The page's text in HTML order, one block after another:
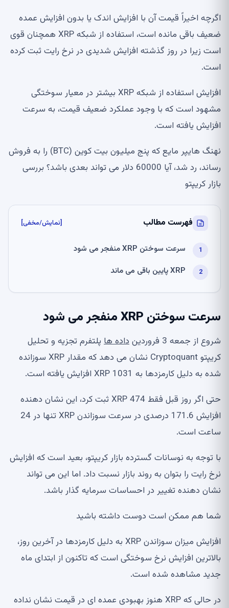
اگرچه اخیراً قیمت آن با افزایش اندک یا بدون افزایش عمده
ضعیف باقی مانده است، استفاده از شبکه XRP همچنان قوی
است زیرا در روز گذشته افزایش شدیدی در نرخ رایت ثبت کرده
است.
افزایش استفاده از شبکه XRP بیشتر در معیار سوختگی
مشهود است که با وجود عملکرد ضعیف قیمت، به سرعت
افزایش یافته است.
نهنگ هایپر مایع که پنج میلیون بیت کوین (BTC) را به فروش
رساند، رد شد، آیا 60000 دلار می تواند بعدی باشد؟ بررسی
بازار کریپتو
فهرست مطالب [نمایش/مخفی]
سرعت سوختن XRP منفجر می شود
XRP پایین باقی می ماند
سرعت سوختن XRP منفجر می شود
شروع از جمعه 3 فروردین داده ها پلتفرم تجزیه و تحلیل
کریپتو Cryptoquant نشان می دهد که مقدار XRP سوزانده
شده به دلیل کارمزدها به 1031 XRP افزایش یافته است.
حتی اگر روز قبل فقط 474 XRP ثبت کرد، این نشان دهنده
افزایش 171.6 درصدی در سرعت سوزاندن XRP تنها در 24
ساعت است.
با توجه به نوسانات گسترده بازار کریپتو، بعید است که افزایش
نرخ رایت را بتوان به روند بازار نسبت داد. اما این می تواند
نشان دهنده تغییر در احساسات سرمایه گذار باشد.
شما هم ممکن است دوست داشته باشید
افزایش میزان سوزاندن XRP به دلیل کارمزدها در آخرین روز،
بالاترین افزایش نرخ سوختگی است که تاکنون از ابتدای ماه
جدید مشاهده شده است.
در حالی که XRP هنوز بهبودی عمده ای در قیمت نشان نداده